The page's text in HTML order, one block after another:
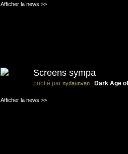
Afficher la news >>
Screens sympa
publié par nydaunvan Dark Age
Afficher la news >>